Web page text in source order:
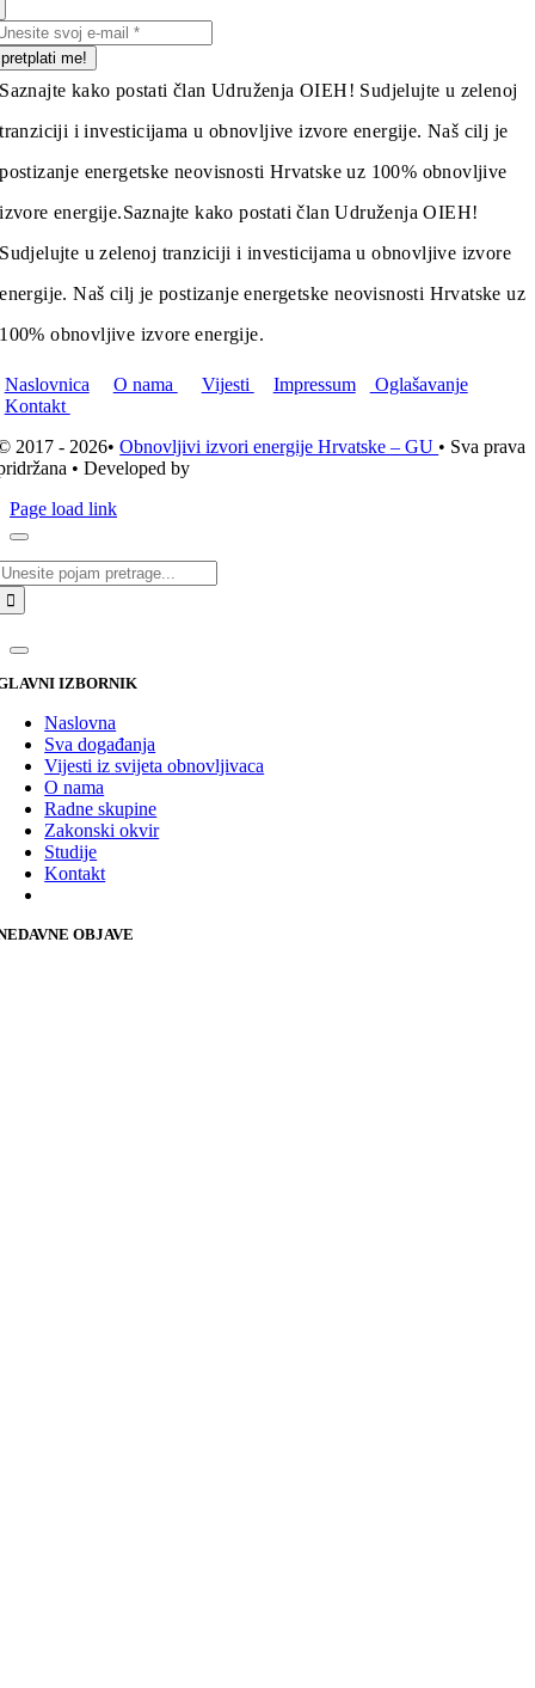
pretplati me!
Saznajte kako postati član Udruženja OIEH! Sudjelujte u zelenoj
tranziciji i investicijama u obnovljive izvore energije. Naš cilj je
postizanje energetske neovisnosti Hrvatske uz 100% obnovljive
izvore energije.Saznajte kako postati član Udruženja OIEH!
Sudjelujte u zelenoj tranziciji i investicijama u obnovljive izvore
energije. Naš cilj je postizanje energetske neovisnosti Hrvatske uz
100% obnovljive izvore energije.
Naslovnica O nama Vijesti Impressum
Oglašavanje
Kontakt
2017 - 2026•Obnovljivi izvori energije Hrvatske – GU • Sva prava
• Developed by
Page load link
IZBORNIK
Naslovna
Sva događanja
Vijesti iz svijeta obnovljivaca
O nama
Radne skupine
Zakonski okvir
Studije
Kontakt
OBJAVE